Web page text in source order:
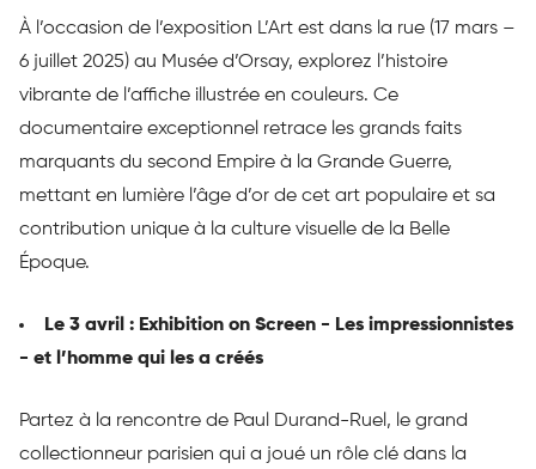
À l’occasion de l’exposition L’Art est dans la rue (17 mars –
6 juillet 2025) au Musée d’Orsay, explorez l’histoire
vibrante de l’affiche illustrée en couleurs. Ce
documentaire exceptionnel retrace les grands faits
marquants du second Empire à la Grande Guerre,
mettant en lumière l’âge d’or de cet art populaire et sa
contribution unique à la culture visuelle de la Belle
Époque.
Le 3 avril : Exhibition on Screen - Les impressionnistes
- et l’homme qui les a créés
Partez à la rencontre de Paul Durand-Ruel, le grand
collectionneur parisien qui a joué un rôle clé dans la